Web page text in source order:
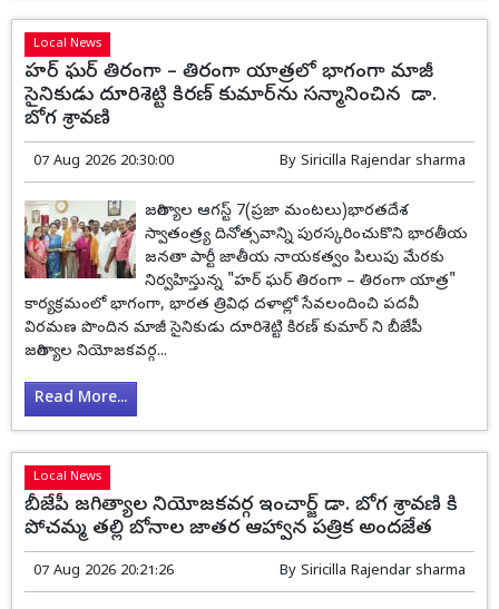
Local News
హర్ ఘర్ తిరంగా – తిరంగా యాత్రలో భాగంగా మాజీ
సైనికుడు దూరిశెట్టి కిరణ్ కుమార్‌ను సన్మానించిన డా.
బోగ శ్రావణి
07 Aug 2026 20:30:00 By Siricilla Rajendar sharma
జగిత్యాల ఆగస్ట్ 7(ప్రజా మంటలు)భారతదేశ
స్వాతంత్ర్య దినోత్సవాన్ని పురస్కరించుకొని భారతీయ
జనతా పార్టీ జాతీయ నాయకత్వం పిలుపు మేరకు
నిర్వహిస్తున్న "హర్ ఘర్ తిరంగా – తిరంగా యాత్ర"
కార్యక్రమంలో భాగంగా, భారత త్రివిధ దళాల్లో సేవలందించి పదవీ
విరమణ పొందిన మాజీ సైనికుడు దూరిశెట్టి కిరణ్ కుమార్ ని బీజేపీ
జగిత్యాల నియోజకవర్గ...
Read More...
Local News
బీజేపీ జగిత్యాల నియోజకవర్గ ఇంచార్జ్ డా. బోగ శ్రావణి కి
పోచమ్మ తల్లి బోనాల జాతర ఆహ్వాన పత్రిక అందజేత
07 Aug 2026 20:21:26 By Siricilla Rajendar sharma